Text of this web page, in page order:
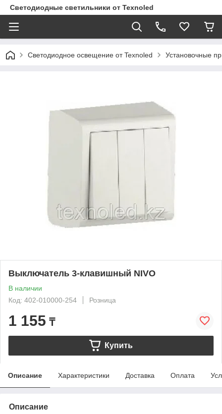
Светодиодные светильники от Texnoled
Светодиодное освещение от Texnoled Установочные
Выключатель 3-клавишный NIVO
В наличии
Код: 402-010000-254
Розница
1 155 ₸
Купить
Описание Характеристики Доставка Оплата
Описание